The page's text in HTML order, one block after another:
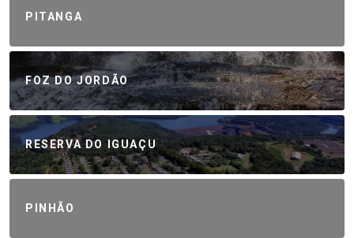
PITANGA
FOZ DO JORDÃO
RESERVA DO IGUAÇU
PINHÃO